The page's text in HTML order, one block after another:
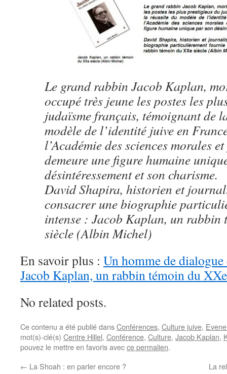
Le grand rabbin Jacob Kaplan,
occupé très jeune les postes les
judaïsme français, témoignant de
modèle de l’identité juive en
l’Académie des sciences morales
demeure une figure humaine
désintéressement et son charisme.
David Shapira, historien et
consacrer une biographie
intense : Jacob Kaplan, un rabbin
siècle (Albin Michel)
En savoir plus : Un homme de
Jacob Kaplan, un rabbin témoin du
No related posts.
Ce contenu a été publié dansConférences, Culture juive,
mot(s)-clé(s) Centre Hillel, Conférence, Culture, Jacob Kaplan,
pouvez le mettre en favoris avecce permalien.
← La Shoah : en parler encore ? La